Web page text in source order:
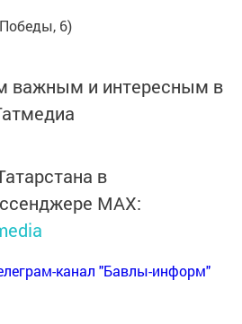
6)
важным и интересным в
в
MАХ:
канал "Бавлы-информ"